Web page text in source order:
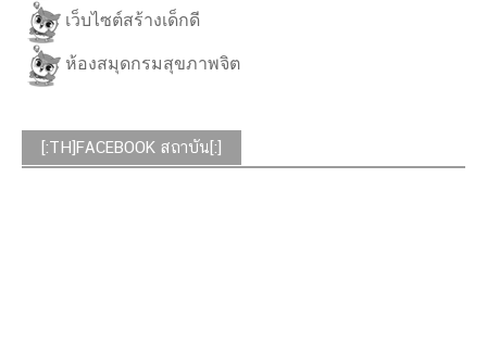
เว็บไซต์สร้างเด็กดี
ห้องสมุดกรมสุขภาพจิต
[:TH]FACEBOOK สถาบัน[:]